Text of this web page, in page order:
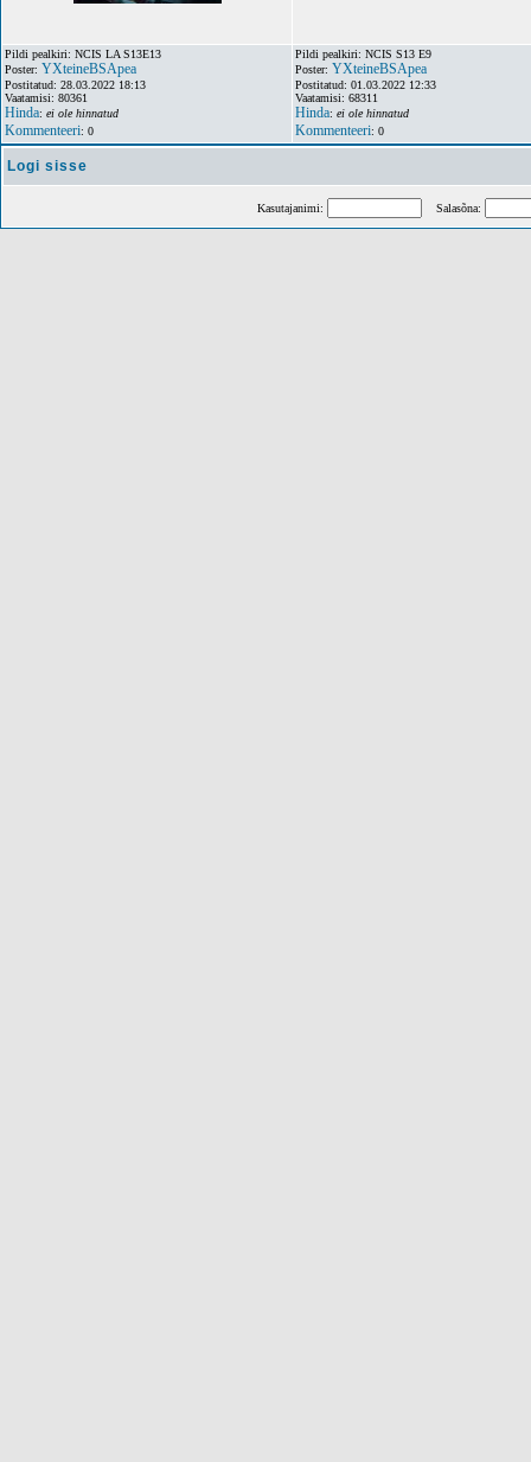
Pildi pealkiri: NCIS LA S13E13
Poster: YXteineBSApea
Postitatud: 28.03.2022 18:13
Vaatamisi: 80361
Hinda: ei ole hinnatud
Kommenteeri: 0
Pildi pealkiri: NCIS S13 E9
Poster: YXteineBSApea
Postitatud: 01.03.2022 12:33
Vaatamisi: 68311
Hinda: ei ole hinnatud
Kommenteeri: 0
Logi sisse
Kasutajanimi: Salasõna: